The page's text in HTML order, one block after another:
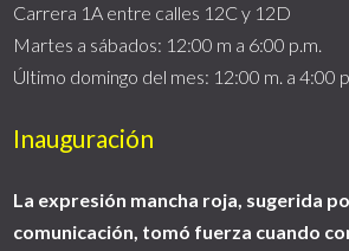
Carrera 1A entre calles 12C y 12D
Martes a sábados: 12:00 m a 6:00 p.m.
Último domingo del mes: 12:00 m. a 4:00
Inauguración
La expresión mancha roja, sugerida
comunicación, tomó fuerza cuando